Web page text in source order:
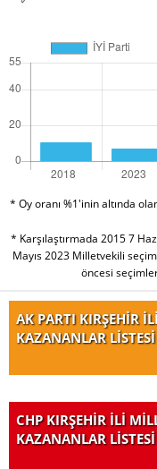
* Oy oranı %1'inin altında
* Karşılaştırmada 2015 7
Mayıs 2023 Milletvekili
öncesi
AK PARTI KIRŞEHİR
KAZANANLAR LİSTESİ
CHP KIRŞEHİR İLİ
KAZANANLAR LİSTESİ